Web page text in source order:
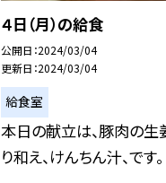
４日（月）の給食
公開日 2024/03/04
更新日 2024/03/04
給食室
本日の献立は、豚肉の生
り和え、けんちん汁、です。